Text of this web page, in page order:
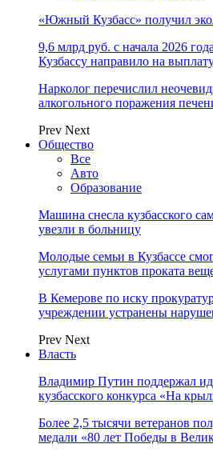
«Южный Кузбасс» получил
9,6 млрд руб. с начала 2026
Кузбассу направило на
Нарколог перечислил
алкогольного поражения
Prev Next
Общество
Все
Авто
Образование
Машина снесла кузбасского
увезли в больницу
Молодые семьи в Кузбассе
услугами пунктов проката
В Кемерове по иску
учреждении устранены
Prev Next
Власть
Владимир Путин поддержал
кузбасского конкурса «На
Более 2,5 тысячи ветеранов
медали «80 лет Победы в